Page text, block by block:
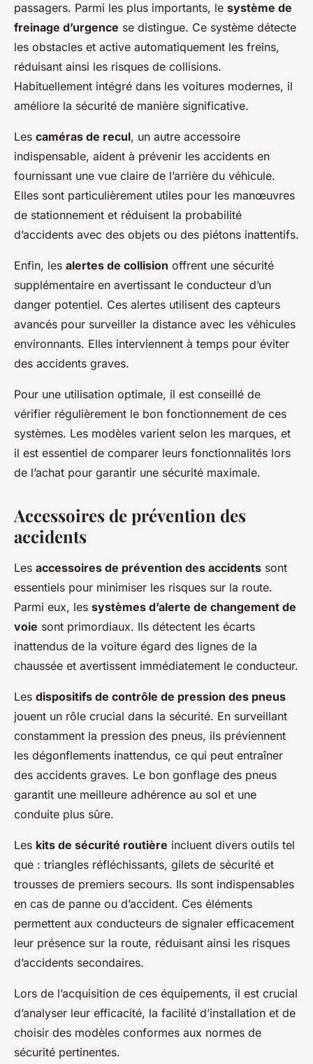
passagers. Parmi les plus importants, le système de
freinage d’urgence se distingue. Ce système détecte
les obstacles et active automatiquement les freins,
réduisant ainsi les risques de collisions.
Habituellement intégré dans les voitures modernes, il
améliore la sécurité de manière significative.
Les caméras de recul, un autre accessoire
indispensable, aident à prévenir les accidents en
fournissant une vue claire de l’arrière du véhicule.
Elles sont particulièrement utiles pour les manœuvres
de stationnement et réduisent la probabilité
d’accidents avec des objets ou des piétons inattentifs.
Enfin, les alertes de collision offrent une sécurité
supplémentaire en avertissant le conducteur d’un
danger potentiel. Ces alertes utilisent des capteurs
avancés pour surveiller la distance avec les véhicules
environnants. Elles interviennent à temps pour éviter
des accidents graves.
Pour une utilisation optimale, il est conseillé de
vérifier régulièrement le bon fonctionnement de ces
systèmes. Les modèles varient selon les marques, et
il est essentiel de comparer leurs fonctionnalités lors
de l’achat pour garantir une sécurité maximale.
Accessoires de prévention des
accidents
Les accessoires de prévention des accidents sont
essentiels pour minimiser les risques sur la route.
Parmi eux, les systèmes d’alerte de changement de
voie sont primordiaux. Ils détectent les écarts
inattendus de la voiture égard des lignes de la
chaussée et avertissent immédiatement le conducteur.
Les dispositifs de contrôle de pression des pneus
jouent un rôle crucial dans la sécurité. En surveillant
constamment la pression des pneus, ils préviennent
les dégonflements inattendus, ce qui peut entraîner
des accidents graves. Le bon gonflage des pneus
garantit une meilleure adhérence au sol et une
conduite plus sûre.
Les kits de sécurité routière incluent divers outils tel
que : triangles réfléchissants, gilets de sécurité et
trousses de premiers secours. Ils sont indispensables
en cas de panne ou d’accident. Ces éléments
permettent aux conducteurs de signaler efficacement
leur présence sur la route, réduisant ainsi les risques
d’accidents secondaires.
Lors de l’acquisition de ces équipements, il est crucial
d’analyser leur efficacité, la facilité d’installation et de
choisir des modèles conformes aux normes de
sécurité pertinentes.